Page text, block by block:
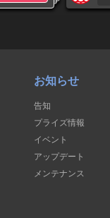
お知らせ
告知
プライズ情報
イベント
アップデート
メンテナンス